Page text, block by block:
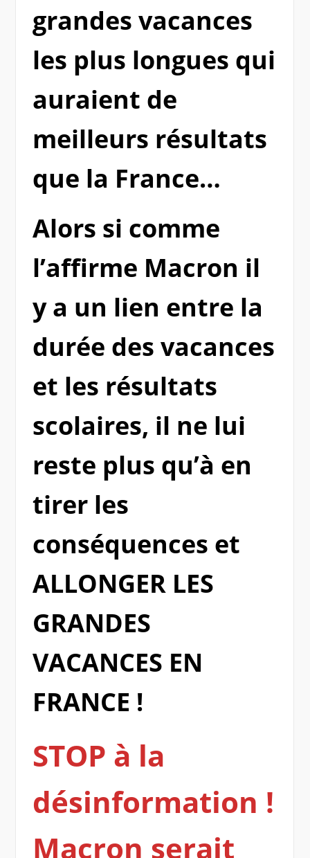
grandes vacances
les plus longues qui
auraient de
meilleurs résultats
que la France…
Alors si comme
l’affirme Macron il
y a un lien entre la
durée des vacances
et les résultats
scolaires, il ne lui
reste plus qu’à en
tirer les
conséquences et
ALLONGER LES
GRANDES
VACANCES EN
FRANCE !
STOP à la
désinformation !
Macron serait